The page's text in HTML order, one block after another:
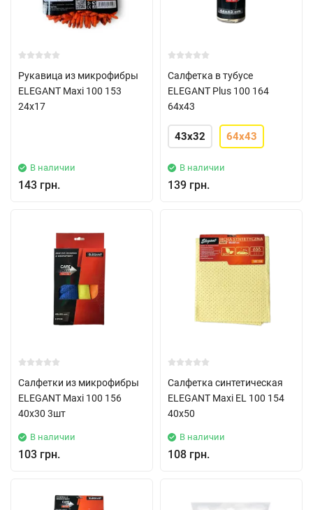
Рукавица из микрофибры
ELEGANT Maxi 100 153
24x17
В наличии
143 грн.
Салфетка в тубусе
ELEGANT Plus 100 164
64x43
43x32 64x43
В наличии
139 грн.
Салфетки из микрофибры
ELEGANT Maxi 100 156
40х30 3шт
В наличии
103 грн.
Салфетка синтетическая
ELEGANT Maxi EL 100 154
40x50
В наличии
108 грн.